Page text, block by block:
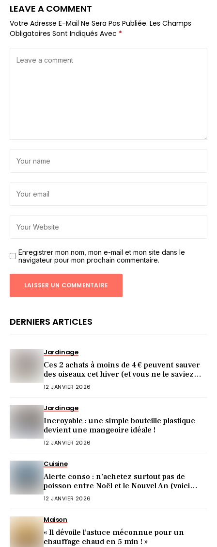
LEAVE A COMMENT
Votre Adresse E-Mail Ne Sera Pas Publiée. Les Champs
Obligatoires Sont Indiqués Avec *
Enregistrer mon nom, mon e-mail et mon site dans le
navigateur pour mon prochain commentaire.
DERNIERS ARTICLES
Jardinage
Ces 2 achats à moins de 4 € peuvent sauver
des oiseaux cet hiver (et vous ne le saviez
pas)
12 JANVIER 2026
Jardinage
Incroyable : une simple bouteille plastique
devient une mangeoire idéale !
12 JANVIER 2026
Cuisine
Alerte conso : n’achetez surtout pas de
poisson entre Noël et le Nouvel An (voici
pourquoi)
12 JANVIER 2026
Maison
« Il dévoile l’astuce méconnue pour un
chauffage chaud en 5 min ! »